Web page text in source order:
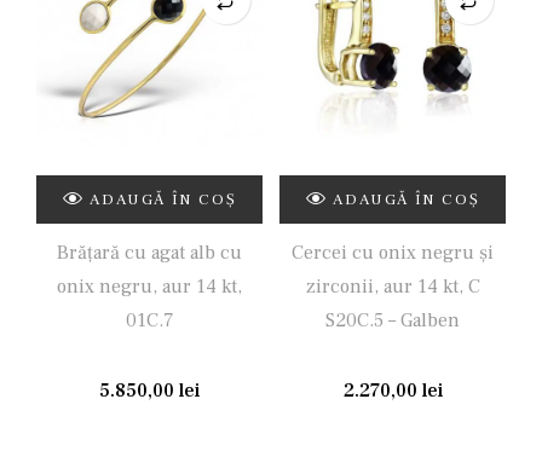
ADAUGĂ ÎN COȘ
Brăţară cu agat alb cu
onix negru, aur 14 kt,
01C.7
5.850,00 lei
ADAUGĂ ÎN COȘ
Cercei cu onix negru și
zirconii, aur 14 kt, C
S20C.5 – Galben
2.270,00 lei